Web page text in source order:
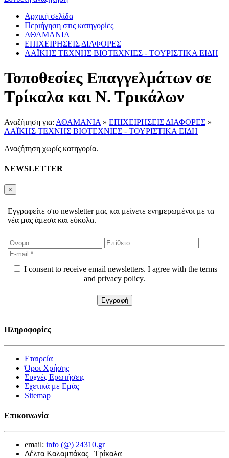
Αρχική σελίδα
Περιήγηση στις κατηγορίες
ΑΘΑΜΑΝΙΑ
ΕΠΙΧΕΙΡΗΣΕΙΣ ΔΙΑΦΟΡΕΣ
ΛΑΪΚΗΣ ΤΕΧΝΗΣ ΒΙΟΤΕΧΝΙΕΣ - ΤΟΥΡΙΣΤΙΚΑ ΕΙΔΗ
Τοποθεσίες Επαγγελμάτων σε
Τρίκαλα και Ν. Τρικάλων
Αναζήτηση για: ΑΘΑΜΑΝΙΑ » ΕΠΙΧΕΙΡΗΣΕΙΣ ΔΙΑΦΟΡΕΣ »
ΛΑΪΚΗΣ ΤΕΧΝΗΣ ΒΙΟΤΕΧΝΙΕΣ - ΤΟΥΡΙΣΤΙΚΑ ΕΙΔΗ
Αναζήτηση χωρίς κατηγορία.
NEWSLETTER
×
Εγγραφείτε στο newsletter μας και μείνετε ενημερωμένοι με τα
νέα μας άμεσα και εύκολα.
I consent to receive email newsletters. I agree with the terms
and privacy policy.
Πληροφορίες
Εταιρεία
Όροι Χρήσης
Συχνές Ερωτήσεις
Σχετικά με Εμάς
Sitemap
Επικοινωνία
email: info (@) 24310.gr
Δέλτα Καλαμπάκας | Τρίκαλα